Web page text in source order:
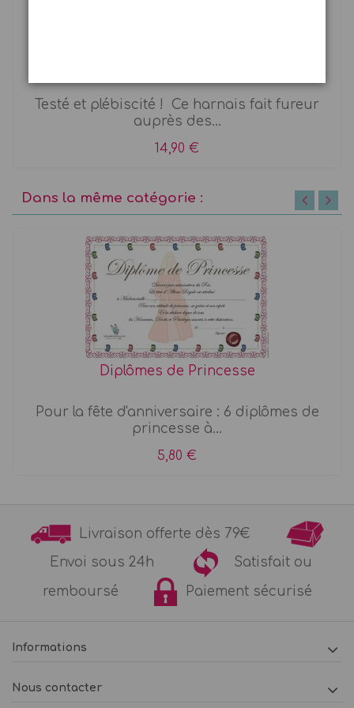
Testé et plébiscité ! Ce harnais fait fureur
auprès des...
14,90 €
Dans la même catégorie :
Diplômes de Princesse
Pour la fête d'anniversaire : 6 diplômes de
princesse à...
5,80 €
Livraison offerte dès 79€
Envoi sous 24h
Satisfait ou
remboursé
Paiement sécurisé
Informations
Nous contacter